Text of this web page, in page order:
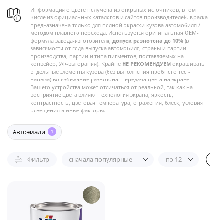
Информация о цвете получена из открытых источников, в том
числе из официальных каталогов и сайтов производителей. Краска
предназначена только для полной окраски кузова автомобиля /
методом плавного перехода. Используется оригинальная OEM-
формула завода-изготовителя, допуск разнотона до 10% (в
зависимости от года выпуска автомобиля, страны и партии
производства, партии и типа пигментов, поставляемых на
конвейер, УФ-выгорания). Крайне НЕ РЕКОМЕНДУЕМ окрашивать
отдельные элементы кузова (без выполнения пробного тест-
напыла) во избежание разнотона. Передача цвета на экране
Вашего устройства может отличаться от реальной, так как на
восприятие цвета влияют технология экрана, яркость,
контрастность, цветовая температура, отражения, блеск, условия
освещения и иные факторы.
Автоэмали 1
Фильтр сначала популярные по 12